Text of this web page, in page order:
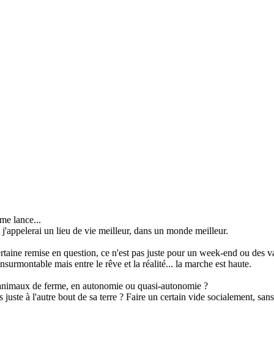
lance...
un lieu de vie meilleur, dans un monde meilleur.
remise en question, ce n'est pas juste pour un week-end ou
mais entre le rêve et la réalité... la marche est haute.
de ferme, en autonomie ou quasi-autonomie ?
à l'autre bout de sa terre ? Faire un certain vide socialement,